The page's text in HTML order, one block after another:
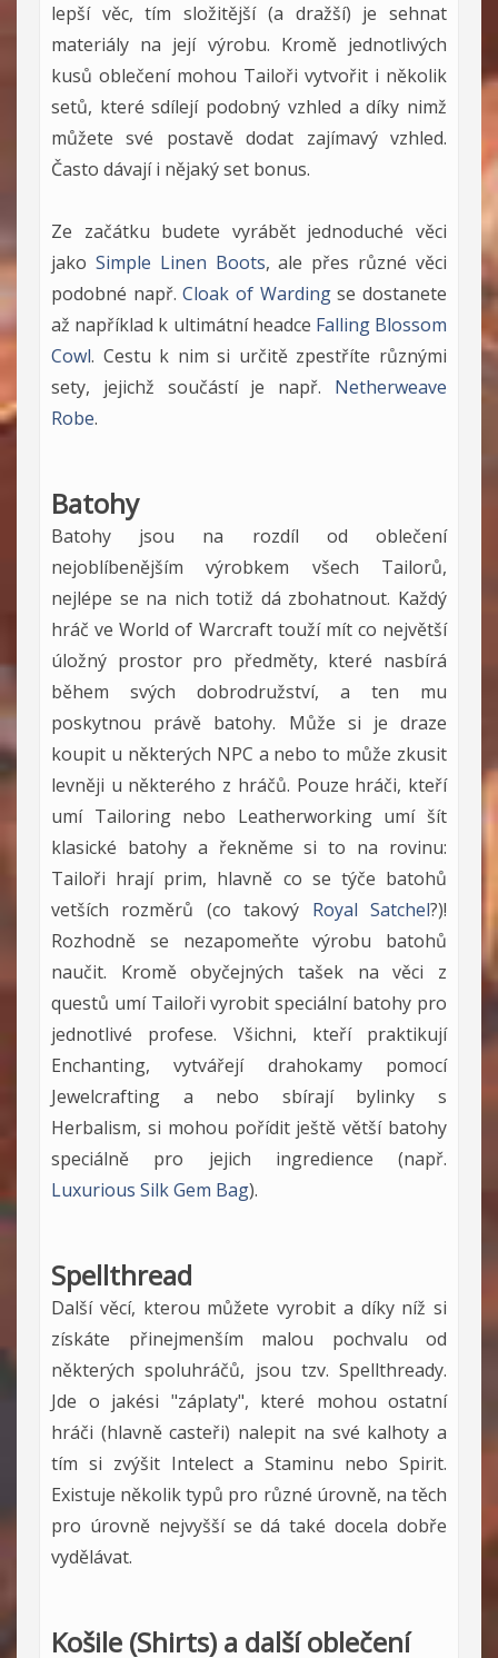
lepší věc, tím složitější (a dražší) je sehnat
materiály na její výrobu. Kromě jednotlivých
kusů oblečení mohou Tailoři vytvořit i několik
setů, které sdílejí podobný vzhled a díky nimž
můžete své postavě dodat zajímavý vzhled.
Často dávají i nějaký set bonus.
Ze začátku budete vyrábět jednoduché věci
jako Simple Linen Boots, ale přes různé věci
podobné např.Cloak of Wardingse dostanete
až například k ultimátní headce Falling Blossom
Cowl. Cestu k nim si určitě zpestříte různými
sety, jejichž součástí je např. Netherweave
Robe.
Batohy
Batohy jsou na rozdíl od oblečení
nejoblíbenějším výrobkem všech Tailorů,
nejlépe se na nich totiž dá zbohatnout. Každý
hráč ve World of Warcraft touží mít co největší
úložný prostor pro předměty, které nasbírá
během svých dobrodružství, a ten mu
poskytnou právě batohy. Může si je draze
koupit u některých NPC a nebo to může zkusit
levněji u některého z hráčů. Pouze hráči, kteří
umí Tailoring nebo Leatherworking umí šít
klasické batohy a řekněme si to na rovinu:
Tailoři hrají prim, hlavně co se týče batohů
vetších rozměrů (co takový Royal Satchel?)!
Rozhodně se nezapomeňte výrobu batohů
naučit. Kromě obyčejných tašek na věci z
questů umí Tailoři vyrobit speciální batohy pro
jednotlivé profese. Všichni, kteří praktikují
Enchanting, vytvářejí drahokamy pomocí
Jewelcrafting a nebo sbírají bylinky s
Herbalism, si mohou pořídit ještě větší batohy
speciálně pro jejich ingredience (např.
Luxurious Silk Gem Bag).
Spellthread
Další věcí, kterou můžete vyrobit a díky níž si
získáte přinejmenším malou pochvalu od
některých spoluhráčů, jsou tzv. Spellthready.
Jde o jakési "záplaty", které mohou ostatní
hráči (hlavně casteři) nalepit na své kalhoty a
tím si zvýšit Intelect a Staminu nebo Spirit.
Existuje několik typů pro různé úrovně, na těch
pro úrovně nejvyšší se dá také docela dobře
vydělávat.
Košile (Shirts) a další oblečení